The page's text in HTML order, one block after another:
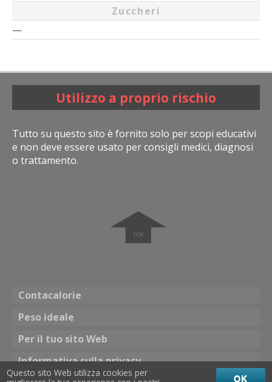
Zuccheri
—
Utilizzo a proprio rischio
Tutto su questo sito è fornito solo per scopi educativi
e non deve essere usato per consigli medici, diagnosi
o trattamento.
➧
Contacalorie
Peso ideale
Per il tuo sito Web
Informativa sulla privacy
Questo sito Web utilizza cookies per
OK